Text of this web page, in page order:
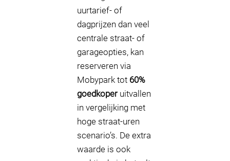
uurtarief- of
dagprijzen dan veel
centrale straat- of
garageopties, kan
reserveren via
Mobypark tot 60%
goedkoperuitvallen
in vergelijking met
hoge straat-uren
scenario’s. De extra
waarde is ook